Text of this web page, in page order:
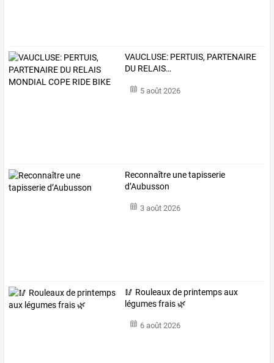
VAUCLUSE: PERTUIS, PARTENAIRE
DU RELAIS…
5 août 2026
Reconnaître une tapisserie
d’Aubusson
3 août 2026
🥢 Rouleaux de printemps aux
légumes frais 🌿
6 août 2026